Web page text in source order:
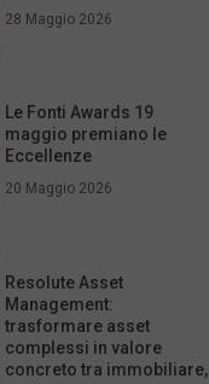
28 Maggio 2026
Le Fonti Awards 19
maggio premiano le
Eccellenze
20 Maggio 2026
Resolute Asset
Management:
trasformare asset
complessi in valore
concreto tra immobiliare,